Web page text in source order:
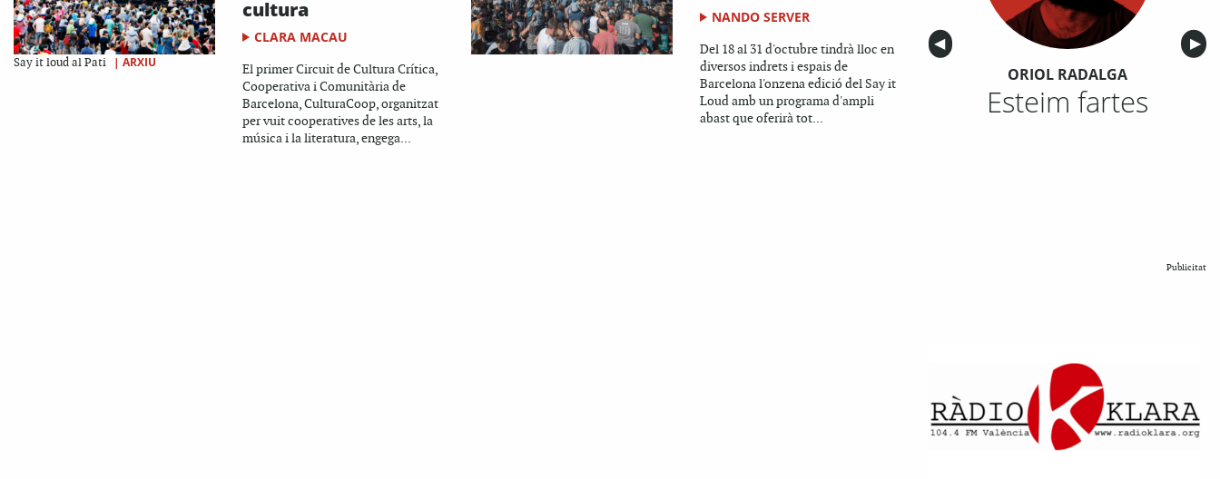
Say it loud al Pati | ARXIU
cultura
CLARA MACAU
El primer Circuit de Cultura Crítica,
Cooperativa i Comunitària de
Barcelona, CulturaCoop, organitzat
per vuit cooperatives de les arts, la
música i la literatura, engega...
NANDO SERVER
Del 18 al 31 d'octubre tindrà lloc en
diversos indrets i espais de
Barcelona l'onzena edició del Say it
Loud amb un programa d'ampli
abast que oferirà tot...
Anterior
◀︎ ▶︎
ORIOL RADALGA
Esteim fartes
Publicitat